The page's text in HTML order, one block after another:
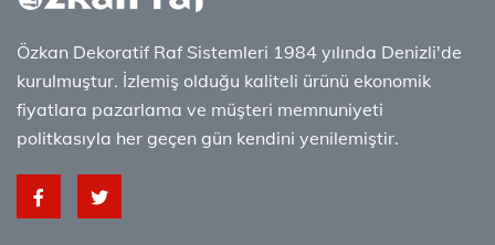
Özkan Dekoratif Raf Sistemleri 1984 yılında Denizli'de
kurulmuştur. İzlemiş olduğu kaliteli ürünü ekonomik
fiyatlara pazarlama ve müşteri memnuniyeti
politkasıyla her geçen gün kendini yenilemiştir.